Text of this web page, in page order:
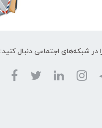
در شبکه‌های اجتماعی دنبال کنید: